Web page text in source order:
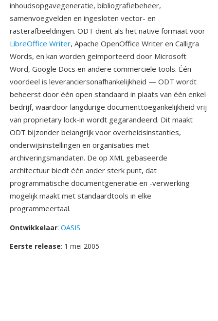
inhoudsopgavegeneratie, bibliografiebeheer,
samenvoegvelden en ingesloten vector- en
rasterafbeeldingen. ODT dient als het native formaat voor
LibreOffice Writer, Apache OpenOffice Writer en Calligra
Words, en kan worden geimporteerd door Microsoft
Word, Google Docs en andere commerciele tools. Één
voordeel is leveranciersonafhankelijkheid — ODT wordt
beheerst door één open standaard in plaats van één enkel
bedrijf, waardoor langdurige documenttoegankelijkheid vrij
van proprietary lock-in wordt gegarandeerd. Dit maakt
ODT bijzonder belangrijk voor overheidsinstanties,
onderwijsinstellingen en organisaties met
archiveringsmandaten. De op XML gebaseerde
architectuur biedt één ander sterk punt, dat
programmatische documentgeneratie en -verwerking
mogelijk maakt met standaardtools in elke
programmeertaal.
Ontwikkelaar: OASIS
Eerste release: 1 mei 2005